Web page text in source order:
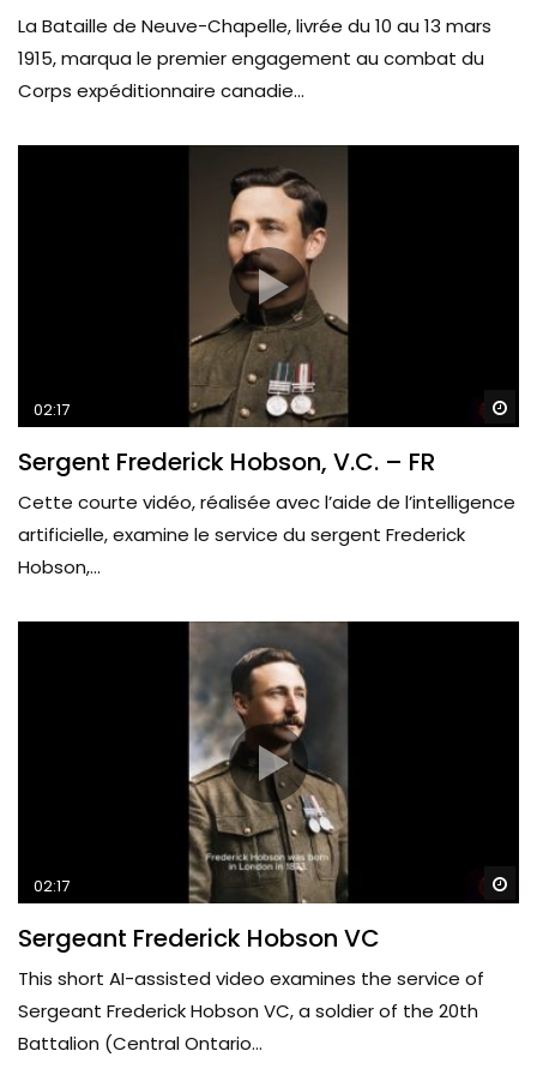
La Bataille de Neuve-Chapelle, livrée du 10 au 13 mars
1915, marqua le premier engagement au combat du
Corps expéditionnaire canadie...
02:17
Sergent Frederick Hobson, V.C. – FR
Cette courte vidéo, réalisée avec l’aide de l’intelligence
artificielle, examine le service du sergent Frederick
Hobson,...
02:17
Sergeant Frederick Hobson VC
This short AI-assisted video examines the service of
Sergeant Frederick Hobson VC, a soldier of the 20th
Battalion (Central Ontario...